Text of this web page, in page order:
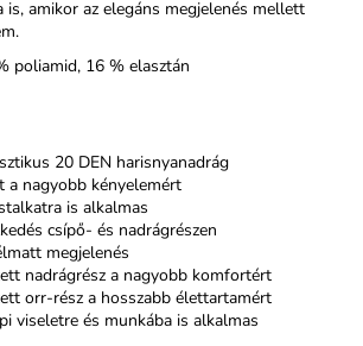
is, amikor az elegáns megjelenés mellett
poliamid, 16 % elasztán
20 DEN harisnyanadrág
a nagyobb kényelemért
is alkalmas
csípő- és nadrágrészen
megjelenés
nadrágrész a nagyobb komfortért
orr-rész a hosszabb élettartamért
viseletre és munkába is alkalmas